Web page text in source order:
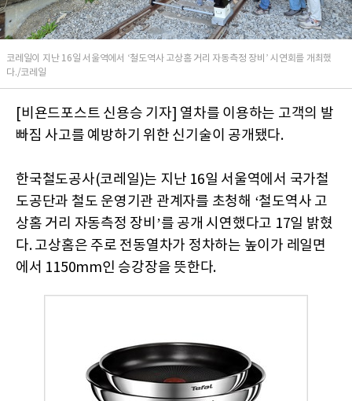
코레일이 지난 16일 서울역에서 ‘철도역사 고상홈 거리 자동측정 장비’ 시연회를 개최했
다./코레일
[비욘드포스트 신용승 기자] 열차를 이용하는 고객의 발
빠짐 사고를 예방하기 위한 신기술이 공개됐다.
한국철도공사(코레일)는 지난 16일 서울역에서 국가철
도공단과 철도 운영기관 관계자를 초청해 ‘철도역사 고
상홈 거리 자동측정 장비’를 공개 시연했다고 17일 밝혔
다. 고상홈은 주로 전동열차가 정차하는 높이가 레일면
에서 1150mm인 승강장을 뜻한다.